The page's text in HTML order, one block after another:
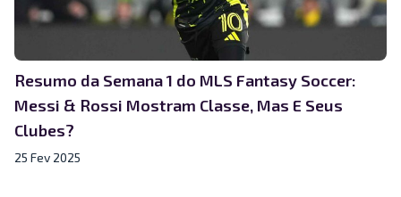
Resumo da Semana 1 do MLS Fantasy Soccer:
Messi & Rossi Mostram Classe, Mas E Seus
Clubes?
25 Fev 2025